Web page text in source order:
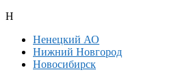
Н
Ненецкий АО
Нижний Новгород
Новосибирск